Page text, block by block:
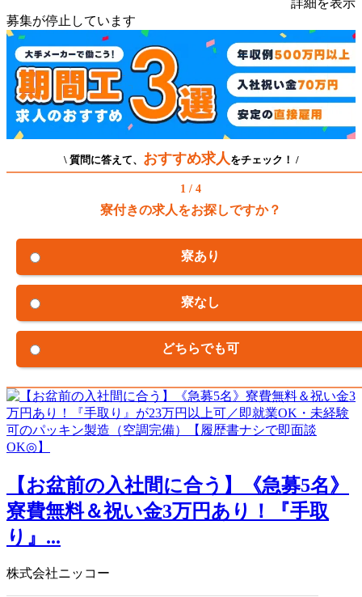
募集が停止しています
\ 質問に答えて、 おすすめ求人 をチェック！ /
1 / 4
寮付きの求人をお探しですか？
寮あり
寮なし
どちらでも可
【お盆前の入社間に合う】《急募5名》
寮費無料＆祝い金3万円あり！『手取
り』...
株式会社ニッコー